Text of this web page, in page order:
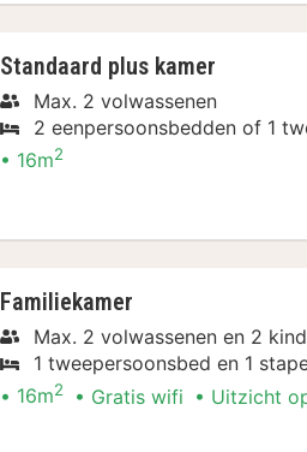
Standaard plus kamer
Max. 2 volwassenen
2 eenpersoonsbedden of 1
16m2
Familiekamer
Max. 2 volwassenen en 2
1 tweepersoonsbed en 1
16m2 Gratis wifi Uitzicht